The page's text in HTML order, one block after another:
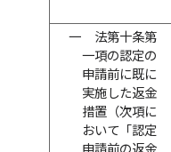
一
法第十条第
一項の認定の
申請前に既に
実施した返金
措置（次項に
おいて「認定
申請前の返金